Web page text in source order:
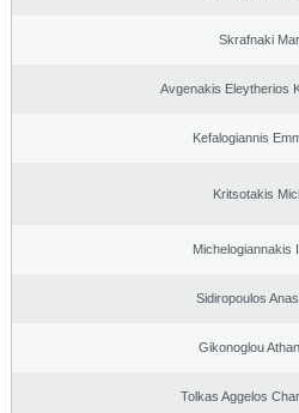
Skrafnaki
Avgenakis Eleytherios
Kefalogiannis
Kritsotakis
Michelogiannakis
Sidiropoulos
Gikonoglou
Tolkas Aggelos